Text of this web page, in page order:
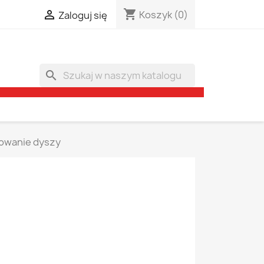
 Zaloguj się shopping_cart Koszyk (0)
search
dyszy